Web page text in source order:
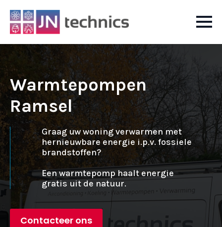
Warmtepompen
Ramsel
Graag uw woning verwarmen met
hernieuwbare energie i.p.v. fossiele
brandstoffen?
Een warmtepomp haalt energie
gratis uit de natuur.
Contacteer ons